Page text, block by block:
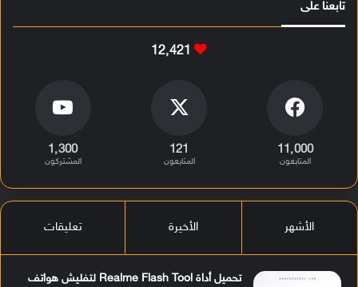
تابعنا على
12٬421
11٬000
المتابعون
121
المتابعون
1٬300
المشتركون
الأشهر الأخيرة تعليقات
تحميل أداة Realme Flash Tool لتفليش هواتف